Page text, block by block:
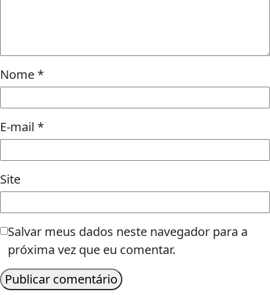
Nome *
E-mail *
Site
Salvar meus dados neste navegador para a
próxima vez que eu comentar.